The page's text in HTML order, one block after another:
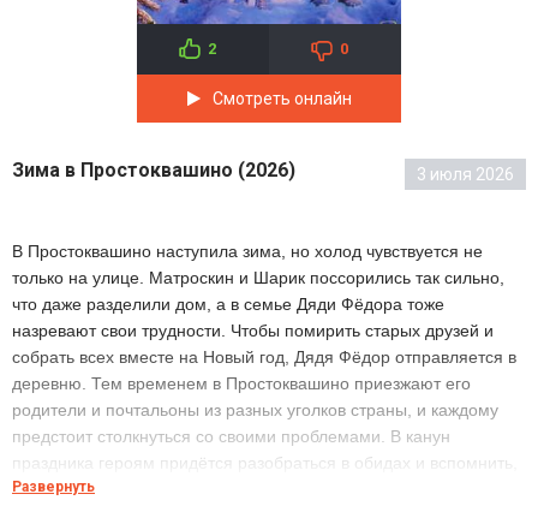
2 0
Смотреть онлайн
Зима в Простоквашино (2026) 3 июля 2026
В Простоквашино наступила зима, но холод чувствуется не
только на улице. Матроскин и Шарик поссорились так сильно,
что даже разделили дом, а в семье Дяди Фёдора тоже
назревают свои трудности. Чтобы помирить старых друзей и
собрать всех вместе на Новый год, Дядя Фёдор отправляется в
деревню. Тем временем в Простоквашино приезжают его
родители и почтальоны из разных уголков страны, и каждому
предстоит столкнуться со своими проблемами. В канун
праздника героям придётся разобраться в обидах и вспомнить,
что важнее всего быть рядом с любимыми. Но удастся ли им
Развернуть